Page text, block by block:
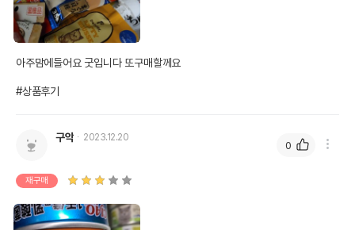
아주맘에들어요 굿입니다 또구매할께요
#상품후기
구악 2023.12.20
재구매
0